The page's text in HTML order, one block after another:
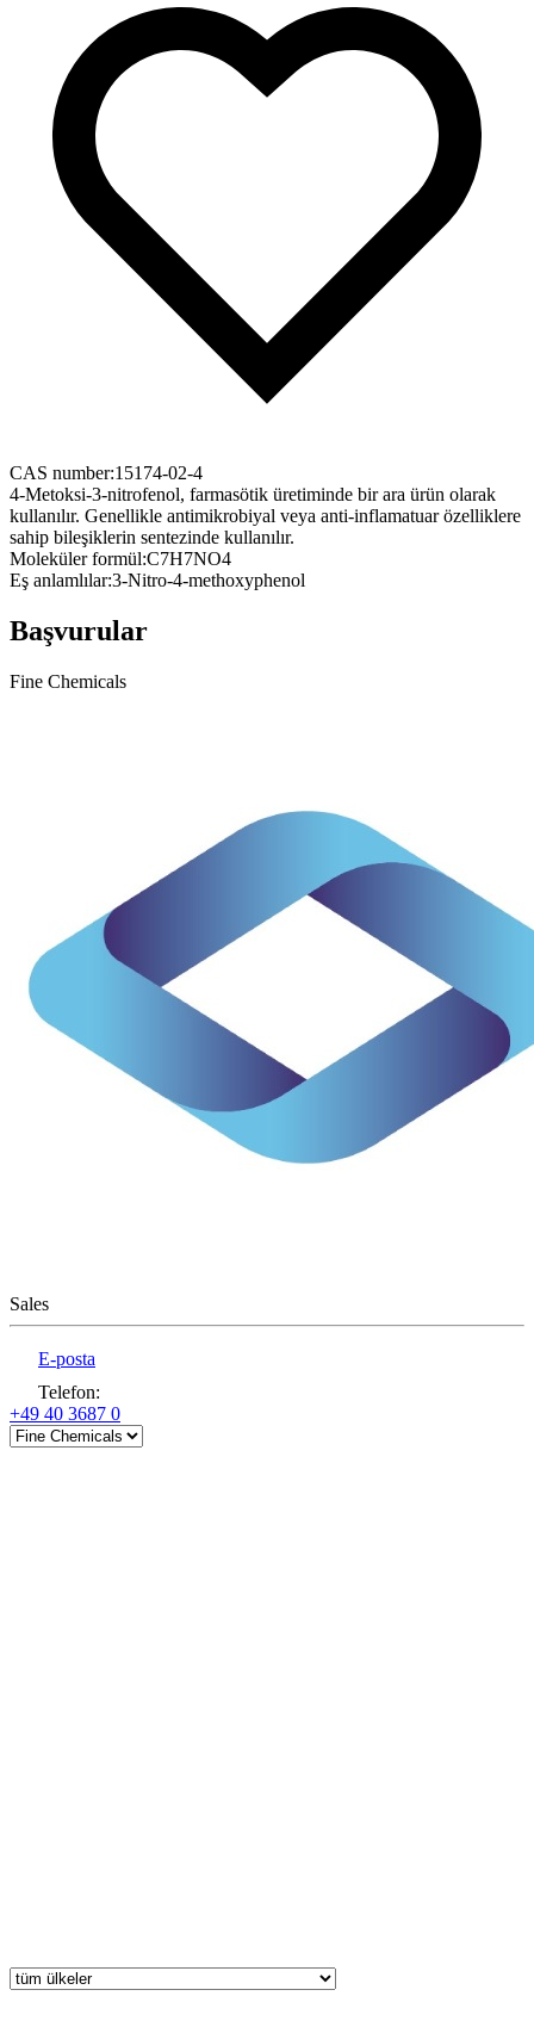
CAS number:15174-02-4
4-Metoksi-3-nitrofenol, farmasötik üretiminde bir ara ürün olarak
kullanılır. Genellikle antimikrobiyal veya anti-inflamatuar özelliklere
sahip bileşiklerin sentezinde kullanılır.
Moleküler formül:C7H7NO4
Eş anlamlılar:3-Nitro-4-methoxyphenol
Başvurular
Fine Chemicals
Sales
E-posta
Telefon:
+49 40 3687 0